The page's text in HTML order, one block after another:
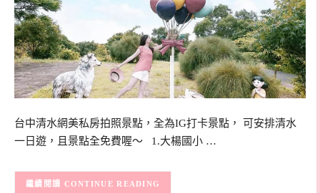
台中清水網美私房拍照景點，全為IG打卡景點， 可安排清水
一日遊，且景點全免費喔～ 1.大楊國小 …
CONTINUE READING